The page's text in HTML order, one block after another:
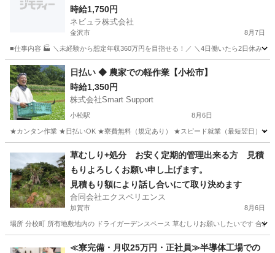
｜日払いOK｜4勤2休｜長野県安曇野市【14110
6】
時給1,750円
ネビュラ株式会社
金沢市 8月7日
■仕事内容 🏭 ＼未経験から想定年収360万円を目指せる！／ ＼4日働いたら2日休み
石川 金沢市 軽作業 4勤2休
日払い ◆ 農家での軽作業【小松市】
時給1,350円
株式会社Smart Support
小松駅 8月6日
★カンタン作業 ★日払いOK ★寮費無料（規定あり） ★スピード就業（最短翌日） ■
小松駅 仕分け 雑草
草むしり+処分 お安く定期的管理出来る方 見積
もりよろしくお願い申し上げます。
見積もり額により話し合いにて取り決めます
合同会社エクスペリエンス
加賀市 8月6日
場所 分校町 所有地敷地内の ドライガーデンスペース 草むしりお願いしたいです 合
農業 草むしり
≪寮完備・月収25万円・正社員≫半導体工場での